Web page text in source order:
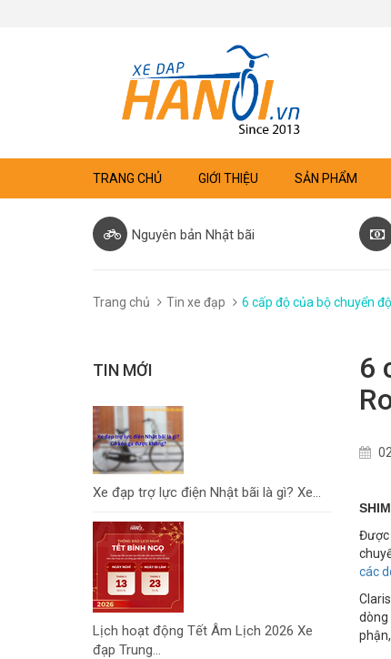
TRANG CHỦ GIỚI THIỆU SẢN PHẨM
Nguyên bản Nhật bãi
Trang chủ Tin xe đạp 6 cấp độ của bộ chuyển
TIN MỚI
Xe đạp trợ lực điện Nhật bãi là gì? Xe...
Lịch hoạt động Tết Âm Lịch 2026 Xe
đạp Trung...
6
Được
các
dòng